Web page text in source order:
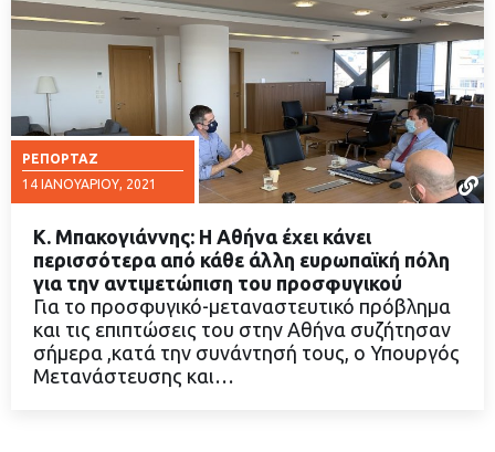
ΡΕΠΟΡΤΆΖ
14 ΙΑΝΟΥΑΡΊΟΥ, 2021
ΔΙΑΒΑΣΤΕ ΠΕΡΙΣΣΟΤΕΡΑ
Κ. Μπακογιάννης: Η Αθήνα έχει κάνει
περισσότερα από κάθε άλλη ευρωπαϊκή πόλη
για την αντιμετώπιση του προσφυγικού
Για το προσφυγικό-μεταναστευτικό πρόβλημα
και τις επιπτώσεις του στην Αθήνα συζήτησαν
σήμερα ,κατά την συνάντησή τους, ο Υπουργός
Μετανάστευσης και…